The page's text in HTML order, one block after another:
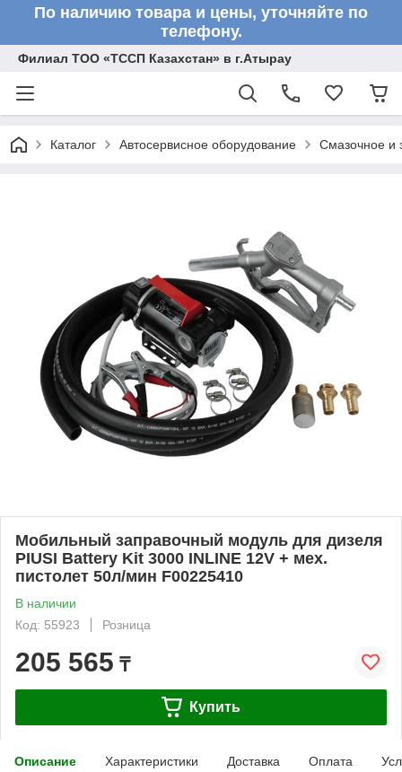
По наличию товара и цены, уточняйте по
телефону.
Филиал ТОО «ТССП Казахстан» в г.Атырау
Каталог Автосервисное оборудование Смазочное и
Мобильный заправочный модуль для дизеля
PIUSI Battery Kit 3000 INLINE 12V + мех.
пистолет 50л/мин F00225410
В наличии
Код: 55923
Розница
205 565 ₸
Купить
Описание Характеристики Доставка Оплата